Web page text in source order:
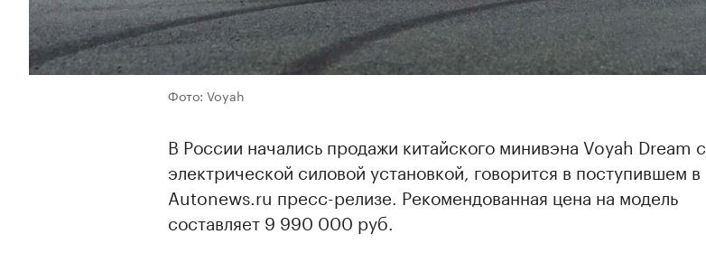
Фото: Voyah
В России начались продажи китайского минивэна Voyah Dream с
электрической силовой установкой, говорится в поступившем в
Autonews.ru пресс-релизе. Рекомендованная цена на модель
составляет 9 990 000 руб.